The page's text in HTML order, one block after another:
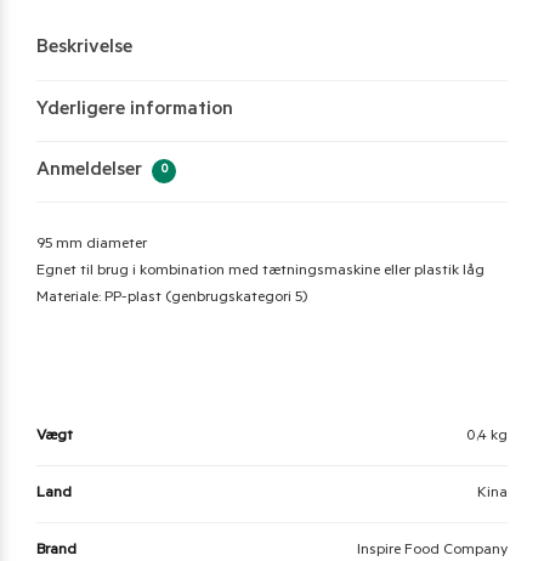
Beskrivelse
Yderligere information
Anmeldelser 0
95 mm diameter
Egnet til brug i kombination med tætningsmaskine eller plastik låg
Materiale: PP-plast (genbrugskategori 5)
Vægt 0,4 kg
Land Kina
Brand Inspire Food Company